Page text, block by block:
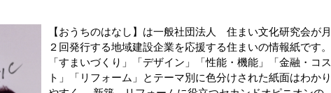
【おうちのはなし】は一般社団法人 住まい文化研究会が月
２回発行する地域建設企業を応援する住まいの情報紙です。
「すまいづくり」「デザイン」「性能・機能」「金融・コス
ト」「リフォーム」とテーマ別に色分けされた紙面はわかり